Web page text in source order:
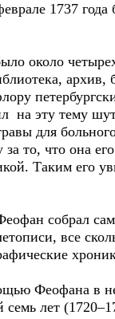
1737 года
около
архив,
на эту тему
для
то, что она
Таким его
собрал
все
Феофана в
лет